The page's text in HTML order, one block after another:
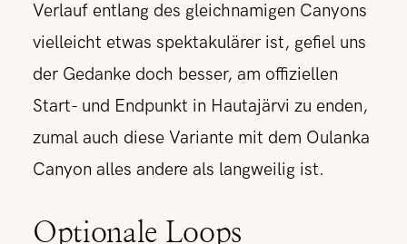
Verlauf entlang des gleichnamigen Canyons
vielleicht etwas spektakulärer ist, gefiel uns
der Gedanke doch besser, am offiziellen
Start- und Endpunkt in Hautajärvi zu enden,
zumal auch diese Variante mit dem Oulanka
Canyon alles andere als langweilig ist.
Optionale Loops